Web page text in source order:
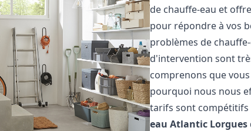
de chauffe-eau et
pour répondre à vos
problèmes de
d'intervention sont
comprenons que
pourquoi nous nous
tarifs sont
eau Atlantic Lorgues